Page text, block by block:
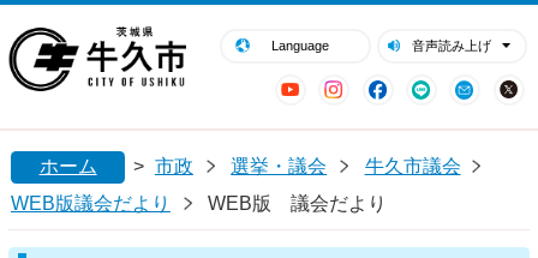
Language 音声読み上げ
YouTubeInstagram
Facebook
LINE Mail
閉じる
ホーム > 市政 選挙・議会
牛久市議会
WEB版議会だより
WEB版 議会だより